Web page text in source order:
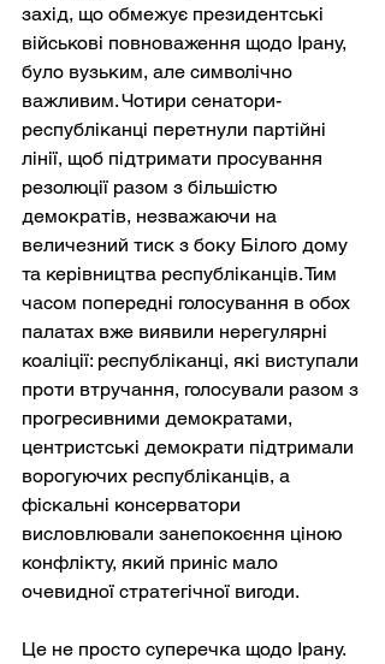
захід, що обмежує президентські
військові повноваження щодо Ірану,
було вузьким, але символічно
важливим. Чотири сенатори-
республіканці перетнули партійні
лінії, щоб підтримати просування
резолюції разом з більшістю
демократів, незважаючи на
величезний тиск з боку Білого дому
та керівництва республіканців. Тим
часом попередні голосування в обох
палатах вже виявили нерегулярні
коаліції: республіканці, які виступали
проти втручання, голосували разом з
прогресивними демократами,
центристські демократи підтримали
ворогуючих республіканців, а
фіскальні консерватори
висловлювали занепокоєння ціною
конфлікту, який приніс мало
очевидної стратегічної вигоди.
Це не просто суперечка щодо Ірану.